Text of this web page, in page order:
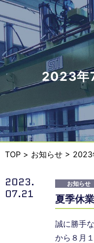
2023年
TOP > お知らせ > 2023
2023.
07.21
お知らせ
夏季休
誠に勝手
から８月